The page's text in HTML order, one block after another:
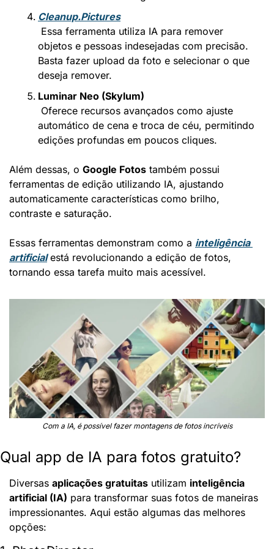
Cleanup.Pictures
objetos e pessoas indesejadas com precisão.
Basta fazer upload da foto e selecionar o que
deseja remover.
Luminar Neo (Skylum)
automático de cena e troca de céu, permitindo
edições profundas em poucos cliques.
Além dessas, o Google Fotos também possui
ferramentas de edição utilizando IA, ajustando
automaticamente características como brilho,
contraste e saturação.
Essas ferramentas demonstram como a inteligência
artificial está revolucionando a edição de fotos,
tornando essa tarefa muito mais acessível.
Com a IA, é possível fazer montagens de fotos incríveis
Qual app de IA para fotos gratuito?
Diversas aplicações gratuitas utilizam inteligência
artificial (IA) para transformar suas fotos de maneiras
impressionantes. Aqui estão algumas das melhores
opções: